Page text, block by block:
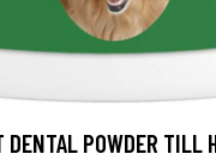
DENTAL POWDER TILL